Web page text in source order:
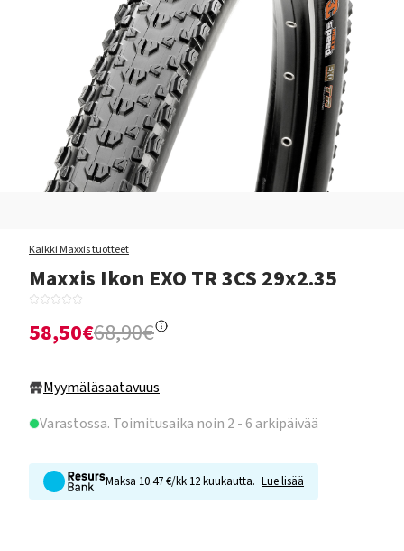
Kaikki Maxxis tuotteet
Maxxis Ikon EXO TR 3CS 29x2.35
58,50€68,90€
Myymäläsaatavuus
Varastossa. Toimitusaika noin 2 - 6 arkipäivää
Maksa 10.47 €/kk 12 kuukautta. Lue lisää